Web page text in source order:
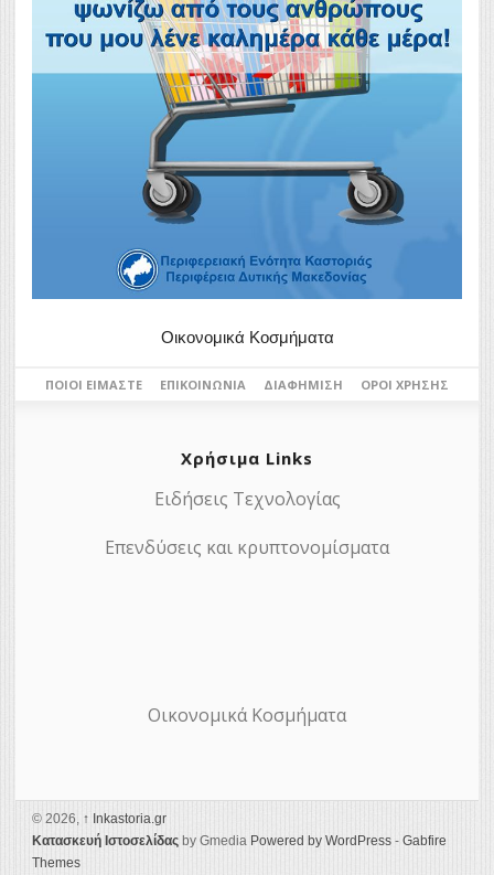
Οικονομικά Κοσμήματα
ΠΟΙΟΙ ΕΊΜΑΣΤΕ ΕΠΙΚΟΙΝΩΝΊΑ ΔΙΑΦΉΜΙΣΗ ΌΡΟΙ ΧΡΉΣΗΣ
Χρήσιμα Links
Ειδήσεις Τεχνολογίας
Επενδύσεις και κρυπτονομίσματα
Οικονομικά Κοσμήματα
© 2026, ↑ Ιnkastoria.gr
Κατασκευή Ιστοσελίδας by Gmedia Powered by WordPress - Gabfire
Themes